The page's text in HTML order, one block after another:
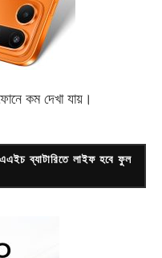
কম দেখা যায়।
ব্যাটারিতে লাইফ হবে ফুল